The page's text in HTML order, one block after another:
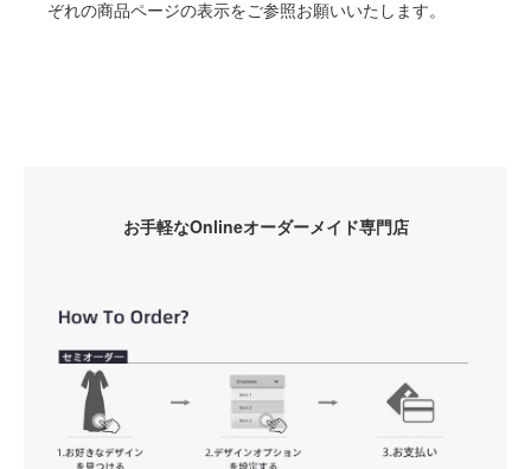
ぞれの商品ページの表示をご参照お願いいたします。
お手軽なOnlineオーダーメイド専門店